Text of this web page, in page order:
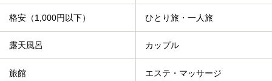
格安（1,000円以下） ひとり旅・一人旅
露天風呂 カップル
旅館 エステ・マッサージ